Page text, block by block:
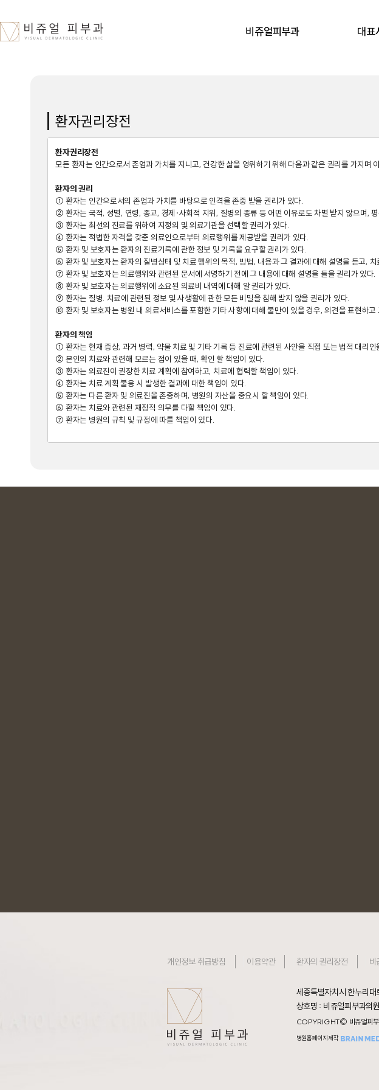
비쥬얼피부과 대표
환자권리장전
환자권리장전
모든 환자는 인간으로서 존엄과 가치를 지니고, 건강한 삶을 영위하기 위해 다음과 같은 권리를 가지며
환자의 권리
① 환자는 인간으로서의 존엄과 가치를 바탕으로 인격을 존중 받을 권리가 있다.
② 환자는 국적, 성별, 연령, 종교, 경제·사회적 지위, 질병의 종류 등 어떤 이유로도 차별 받지 않으며,
③ 환자는 최선의 진료를 위하여 지정의 및 의료기관을 선택할 권리가 있다.
④ 환자는 적법한 자격을 갖춘 의료인으로부터 의료행위를 제공받을 권리가 있다.
⑤ 환자 및 보호자는 환자의 진료기록에 관한 정보 및 기록을 요구할 권리가 있다.
⑥ 환자 및 보호자는 환자의 질병상태 및 치료 행위의 목적, 방법, 내용과 그 결과에 대해 설명을 듣고, 치
⑦ 환자 및 보호자는 의료행위와 관련된 문서에 서명하기 전에 그 내용에 대해 설명을 들을 권리가 있다.
⑧ 환자 및 보호자는 의료행위에 소요된 의료비 내역에 대해 알 권리가 있다.
⑨ 환자는 질병. 치료에 관련된 정보 및 사생활에 관한 모든 비밀을 침해 받지 않을 권리가 있다.
⑩ 환자 및 보호자는 병원 내 의료서비스를 포함한 기타 사항에 대해 불만이 있을 경우, 의견을 표현하고
환자의 책임
① 환자는 현재 증상, 과거 병력, 약물 치료 및 기타 기록 등 진료에 관련된 사안을 직접 또는 법적 대리인
② 본인의 치료와 관련해 모르는 점이 있을 때, 확인 할 책임이 있다.
③ 환자는 의료진이 권장한 치료 계획에 참여하고, 치료에 협력할 책임이 있다.
④ 환자는 치료 계획 불응 시 발생한 결과에 대한 책임이 있다.
⑤ 환자는 다른 환자 및 의료진을 존중하며, 병원의 자산을 중요시 할 책임이 있다.
⑥ 환자는 치료와 관련된 재정적 의무를 다할 책임이 있다.
⑦ 환자는 병원의 규칙 및 규정에 따를 책임이 있다.
개인정보 취급방침 이용약관 환자의 권리장전 비
세종특별자치시 한누리
상호명 : 비쥬얼피부과의원
COPYRIGHT© 비쥬얼피
병원홈페이지제작